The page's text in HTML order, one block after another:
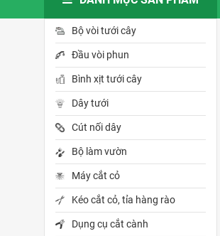
Bộ vòi tưới cây
Đầu vòi phun
Bình xịt tưới cây
Dây tưới
Cút nối dây
Bộ làm vườn
Máy cắt cỏ
Kéo cắt cỏ, tỉa hàng rào
Dụng cụ cắt cành